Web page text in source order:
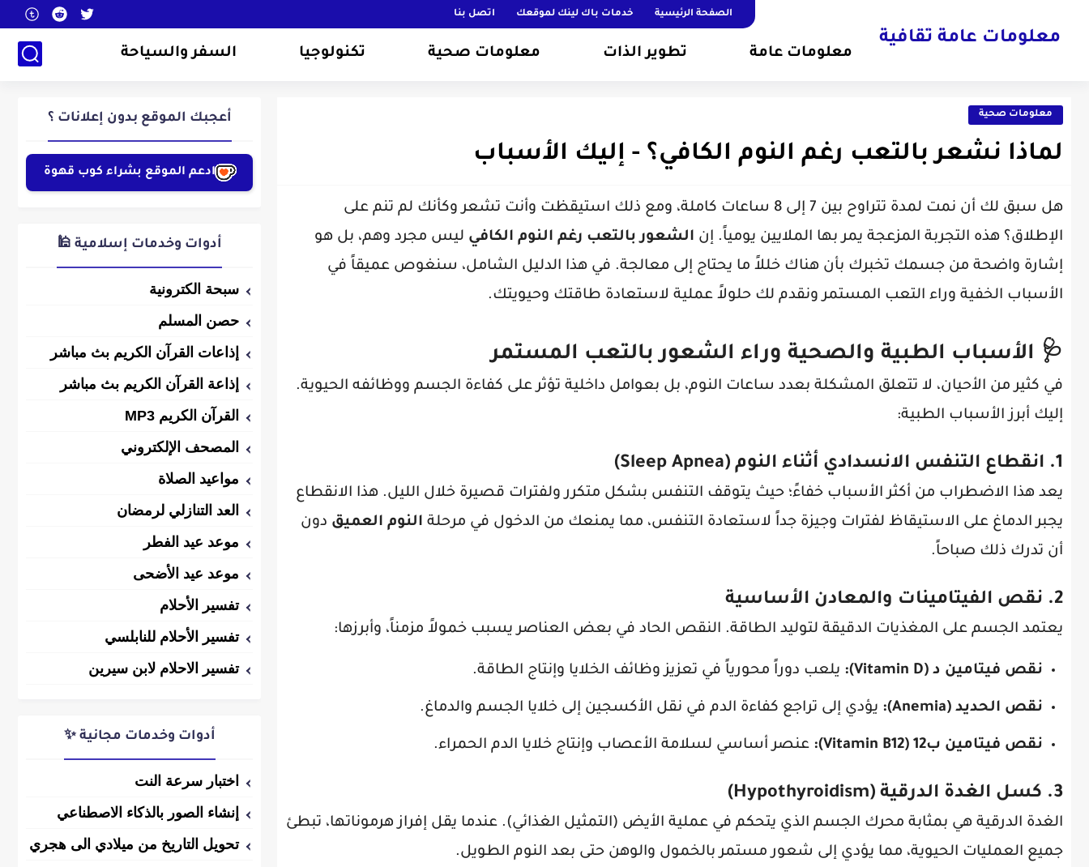
الصفحة الرئيسية خدمات باك لينك لموقعك اتصل بنا
معلومات عامة ثقافية
معلومات عامة تطوير الذات معلومات صحية تكنولوجيا السفر والسياحة
معلومات صحية
لماذا نشعر بالتعب رغم النوم الكافي؟ - إليك الأسباب
هل سبق لك أن نمت لمدة تتراوح بين 7 إلى 8 ساعات كاملة، ومع ذلك استيقظت وأنت تشعر وكأنك لم تنم على
الإطلاق؟ هذه التجربة المزعجة يمر بها الملايين يومياً. إن الشعور بالتعب رغم النوم الكافي ليس مجرد وهم، بل هو
إشارة واضحة من جسمك تخبرك بأن هناك خللاً ما يحتاج إلى معالجة. في هذا الدليل الشامل، سنغوص عميقاً في
الأسباب الخفية وراء التعب المستمر ونقدم لك حلولاً عملية لاستعادة طاقتك وحيويتك.
🩺 الأسباب الطبية والصحية وراء الشعور بالتعب المستمر
في كثير من الأحيان، لا تتعلق المشكلة بعدد ساعات النوم، بل بعوامل داخلية تؤثر على كفاءة الجسم ووظائفه الحيوية.
إليك أبرز الأسباب الطبية:
1. انقطاع التنفس الانسدادي أثناء النوم (Sleep Apnea)
يعد هذا الاضطراب من أكثر الأسباب خفاءً؛ حيث يتوقف التنفس بشكل متكرر ولفترات قصيرة خلال الليل. هذا الانقطاع
يجبر الدماغ على الاستيقاظ لفترات وجيزة جداً لاستعادة التنفس، مما يمنعك من الدخول في مرحلة النوم العميق دون
أن تدرك ذلك صباحاً.
2. نقص الفيتامينات والمعادن الأساسية
يعتمد الجسم على المغذيات الدقيقة لتوليد الطاقة. النقص الحاد في بعض العناصر يسبب خمولاً مزمناً، وأبرزها:
نقص فيتامين د (Vitamin D): يلعب دوراً محورياً في تعزيز وظائف الخلايا وإنتاج الطاقة.
نقص الحديد (Anemia): يؤدي إلى تراجع كفاءة الدم في نقل الأكسجين إلى خلايا الجسم والدماغ.
نقص فيتامين ب12 (Vitamin B12): عنصر أساسي لسلامة الأعصاب وإنتاج خلايا الدم الحمراء.
3. كسل الغدة الدرقية (Hypothyroidism)
الغدة الدرقية هي بمثابة محرك الجسم الذي يتحكم في عملية الأيض (التمثيل الغذائي). عندما يقل إفراز هرموناتها، تبطئ
جميع العمليات الحيوية، مما يؤدي إلى شعور مستمر بالخمول والوهن حتى بعد النوم الطويل.
أعجبك الموقع بدون إعلانات ؟
ادعم الموقع بشراء كوب قهوة
أدوات وخدمات إسلامية 🕌
سبحة الكترونية
حصن المسلم
إذاعات القرآن الكريم بث مباشر
إذاعة القرآن الكريم بث مباشر
القرآن الكريم MP3
المصحف الإلكتروني
مواعيد الصلاة
العد التنازلي لرمضان
موعد عيد الفطر
موعد عيد الأضحى
تفسير الأحلام
تفسير الأحلام للنابلسي
تفسير الاحلام لابن سيرين
أدوات وخدمات مجانية ✨
اختبار سرعة النت
إنشاء الصور بالذكاء الاصطناعي
تحويل التاريخ من ميلادي الى هجري